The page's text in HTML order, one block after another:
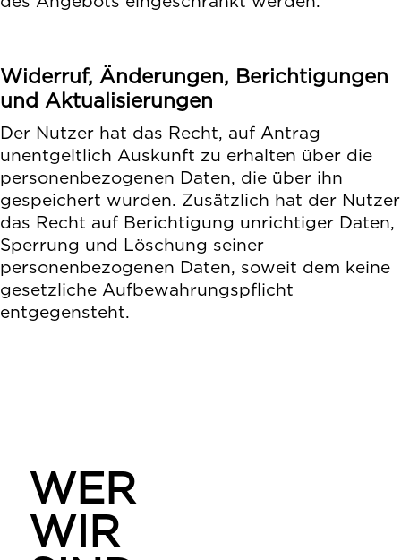
Widerruf, Änderungen, Berichtigungen
und Aktualisierungen
Der Nutzer hat das Recht, auf Antrag
unentgeltlich Auskunft zu erhalten über die
personenbezogenen Daten, die über ihn
gespeichert wurden. Zusätzlich hat der Nutzer
das Recht auf Berichtigung unrichtiger Daten,
Sperrung und Löschung seiner
personenbezogenen Daten, soweit dem keine
gesetzliche Aufbewahrungspflicht
entgegensteht.
WER
WIR